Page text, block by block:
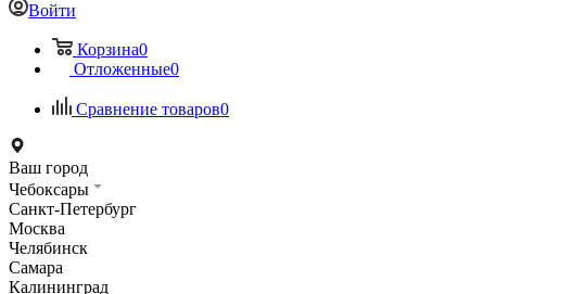
Войти
Корзина0
Отложенные0
Сравнение товаров0
Ваш город
Чебоксары
Санкт-Петербург
Москва
Челябинск
Самара
Калининград